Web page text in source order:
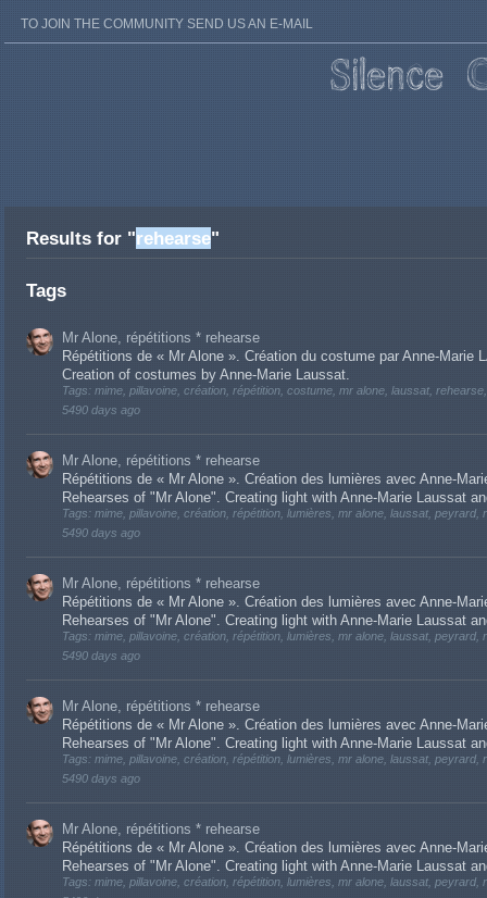
TO JOIN THE COMMUNITY SEND US AN E-MAIL
Results for "rehearse"
Tags
Mr Alone, répétitions * rehearse
Répétitions de « Mr Alone ». Création du costume par Anne-Marie
Creation of costumes by Anne-Marie Laussat.
Tags: mime, pillavoine, création, répétition, costume, mr alone, laussat,
5490 days ago
Mr Alone, répétitions * rehearse
Répétitions de « Mr Alone ». Création des lumières avec Anne-
Rehearses of "Mr Alone". Creating light with Anne-Marie Laussat
Tags: mime, pillavoine, création, répétition, lumières, mr alone, laussat, peyrard,
5490 days ago
Mr Alone, répétitions * rehearse
Répétitions de « Mr Alone ». Création des lumières avec Anne-
Rehearses of "Mr Alone". Creating light with Anne-Marie Laussat
Tags: mime, pillavoine, création, répétition, lumières, mr alone, laussat, peyrard,
5490 days ago
Mr Alone, répétitions * rehearse
Répétitions de « Mr Alone ». Création des lumières avec Anne-
Rehearses of "Mr Alone". Creating light with Anne-Marie Laussat
Tags: mime, pillavoine, création, répétition, lumières, mr alone, laussat, peyrard,
5490 days ago
Mr Alone, répétitions * rehearse
Répétitions de « Mr Alone ». Création des lumières avec Anne-
Rehearses of "Mr Alone". Creating light with Anne-Marie Laussat
Tags: mime, pillavoine, création, répétition, lumières, mr alone, laussat, peyrard,